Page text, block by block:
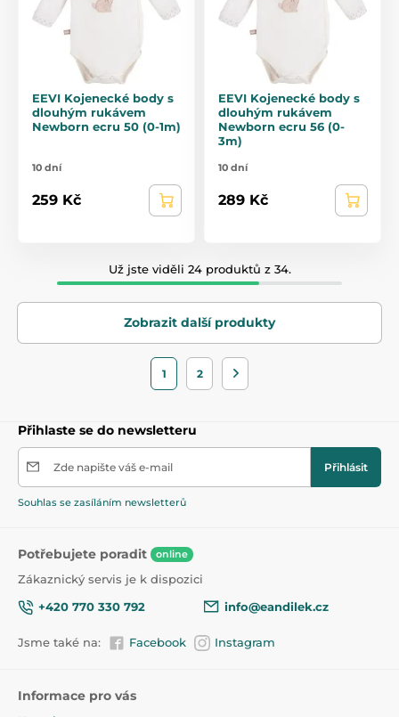
EEVI Kojenecké body s
dlouhým rukávem
Newborn ecru 50 (0-1m)
10 dní
259 Kč
EEVI Kojenecké body s
dlouhým rukávem
Newborn ecru 56 (0-
3m)
10 dní
289 Kč
Už jste viděli 24 produktů z 34.
Zobrazit další produkty
1 2
Přihlaste se do newsletteru
Zde napište váš e-mail Přihlásit
Souhlas se zasíláním newsletterů
Potřebujete poradit online
Zákaznický servis je k dispozici
+420 770 330 792
info@eandilek.cz
Jsme také na: Facebook Instagram
Informace pro vás